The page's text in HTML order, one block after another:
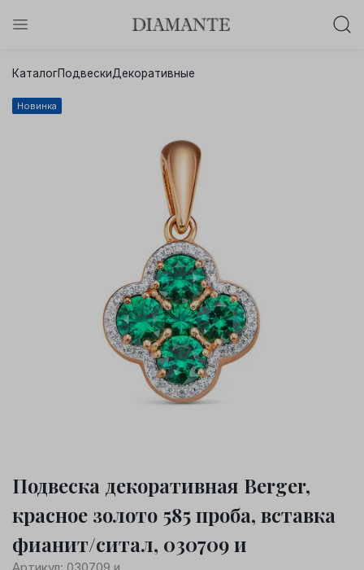
Осталось:
Хочу!
КаталогПодвескиДекоративные
Новинка
Подвеска декоративная Berger,
красное золото 585 проба, вставка
фианит/ситал, 030709 и